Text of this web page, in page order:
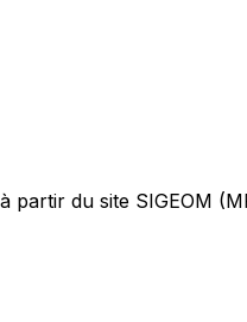
partir du site SIGEOM